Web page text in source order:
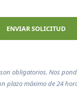
obligatorios. Nos
plazo máximo de 24